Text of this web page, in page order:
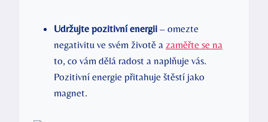
Udržujte pozitivní energii – ‌omezte
⁤negativitu ve svém životě⁤ a‍ zaměřte ​se ​na
to, co vám⁢ dělá radost a naplňuje vás.‌
Pozitivní energie‌ přitahuje štěstí ‌jako⁣
magnet.